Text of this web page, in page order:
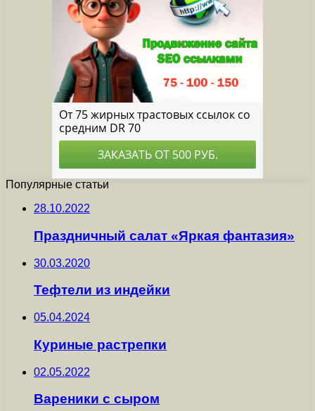
Популярные статьи
28.10.2022
Праздничный салат «Яркая фантазия»
30.03.2020
Тефтели из индейки
05.04.2024
Куриные растрепки
02.05.2022
Вареники с сыром